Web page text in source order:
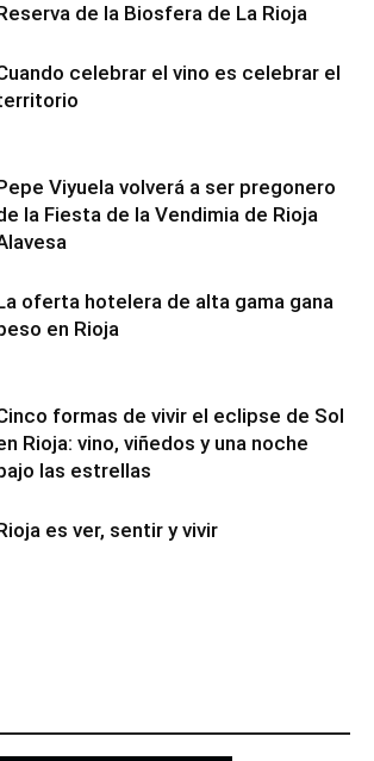
de la Biosfera de La Rioja
celebrar el vino es celebrar el
Viyuela volverá a ser pregonero
la Fiesta de la Vendimia de Rioja
oferta hotelera de alta gama gana
en Rioja
formas de vivir el eclipse de Sol
Rioja: vino, viñedos y una noche
las estrellas
es ver, sentir y vivir